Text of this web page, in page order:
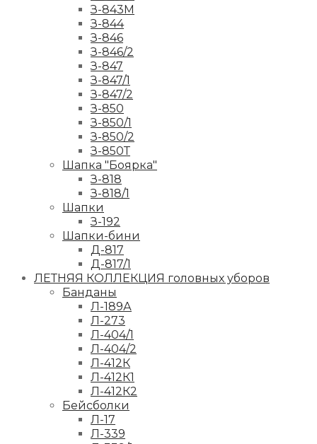
З-843М
З-844
З-846
З-846/2
З-847
З-847/1
З-847/2
З-850
З-850/1
З-850/2
З-850Т
Шапка "Боярка"
З-818
З-818/1
Шапки
З-192
Шапки-бини
Д-817
Д-817/1
ЛЕТНЯЯ КОЛЛЕКЦИЯ головных уборов
Банданы
Л-189А
Л-273
Л-404/1
Л-404/2
Л-412К
Л-412К1
Л-412К2
Бейсболки
Л-17
Л-339